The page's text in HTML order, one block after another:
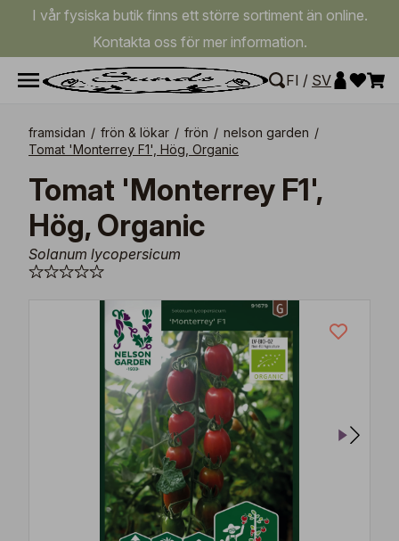
I vår fysiska butik finns ett större sortiment än online.
Kontakta oss för mer information.
FI / SV
framsidan / frön & lökar / frön / nelson garden /
Tomat 'Monterrey F1', Hög, Organic
Tomat 'Monterrey F1',
Hög, Organic
Solanum lycopersicum